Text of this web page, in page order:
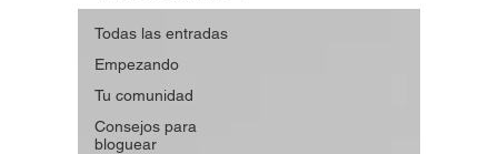
Todas las entradas
Empezando
Tu comunidad
Consejos para
bloguear